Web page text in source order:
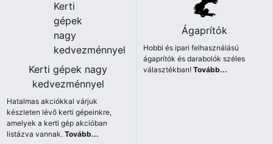
Kerti gépek nagy
kedvezménnyel
Hatalmas akciókkal várjuk
készleten lévő kerti gépeinkre,
amelyek a kerti gép akcióban
listázva vannak.Tovább...
Ágaprítók
Hobbi és ipari felhasználású
ágaprítók és darabolók széles
választékban!Tovább...